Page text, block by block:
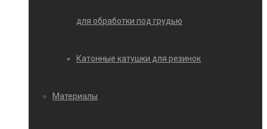
для обработки под грудью
Катонные катушки для резинок
Материалы